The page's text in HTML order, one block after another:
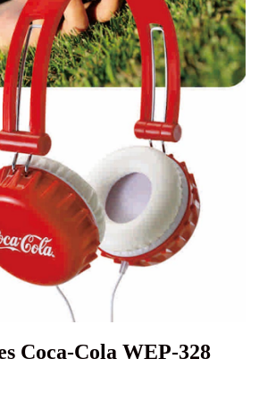
Coca-Cola WEP-328